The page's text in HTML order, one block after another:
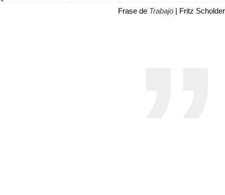
Frase de Trabajo | Fritz Scholder